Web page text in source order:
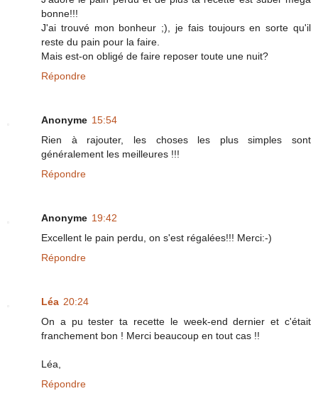
bonne!!!
J'ai trouvé mon bonheur ;), je fais toujours en sorte qu'il
reste du pain pour la faire.
Mais est-on obligé de faire reposer toute une nuit?
Répondre
Anonyme 15:54
Rien à rajouter, les choses les plus simples sont
généralement les meilleures !!!
Répondre
Anonyme 19:42
Excellent le pain perdu, on s'est régalées!!! Merci:-)
Répondre
Léa 20:24
On a pu tester ta recette le week-end dernier et c'était
franchement bon ! Merci beaucoup en tout cas !!
Léa,
Répondre